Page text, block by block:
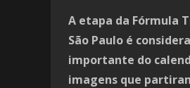
A etapa da Fórmula
São Paulo é
importante do
imagens que